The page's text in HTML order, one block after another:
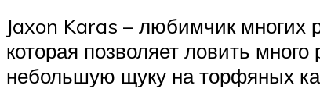
Jaxon Karas – любимчик многих
которая позволяет ловить
небольшую щуку на торфяных